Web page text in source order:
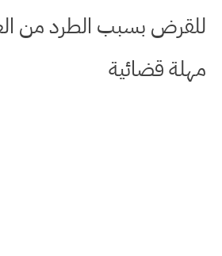
للقرض بسبب الطرد من
مهلة قضائية